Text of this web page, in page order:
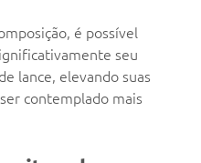
é possível
seu
lance, elevando suas
contemplado mais